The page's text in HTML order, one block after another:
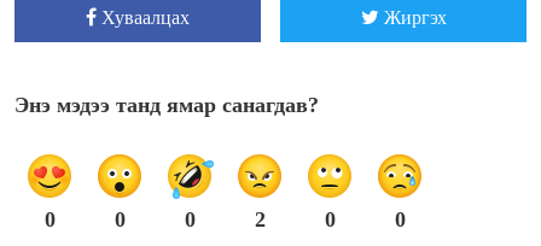
Хуваалцах Жиргэх
Энэ мэдээ танд ямар санагдав?
0 0 0 2 0 0